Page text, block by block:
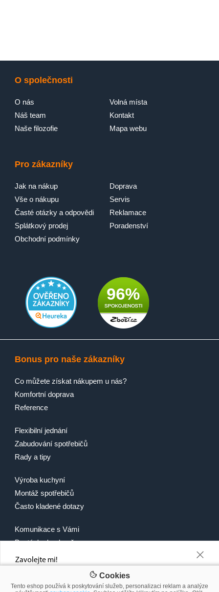
Cookies
Tento eshop používá k poskytování služeb, personalizaci reklam a analýze
Zavolejte mi! +
Napište nám telefonní číslo a ozveme se Vám, co nejdříve, jakou slevu
Vám můžeme nabídnout
O společnosti
O nás
Náš team
Naše filozofie
Volná místa
Kontakt
Mapa webu
Pro zákazníky
Jak na nákup
Vše o nákupu
Časté otázky a odpovědi
Splátkový prodej
Obchodní podmínky
Doprava
Servis
Reklamace
Poradenství
96%
Bonus pro naše zákazníky
Co můžete získat nákupem u nás?
Komfortní doprava
Reference
Flexibilní jednání
Zabudování spotřebičů
Rady a tipy
Výroba kuchyní
Montáž spotřebičů
Často kladené dotazy
Komunikace s Vámi
Poptávka kuchyně
Recepty